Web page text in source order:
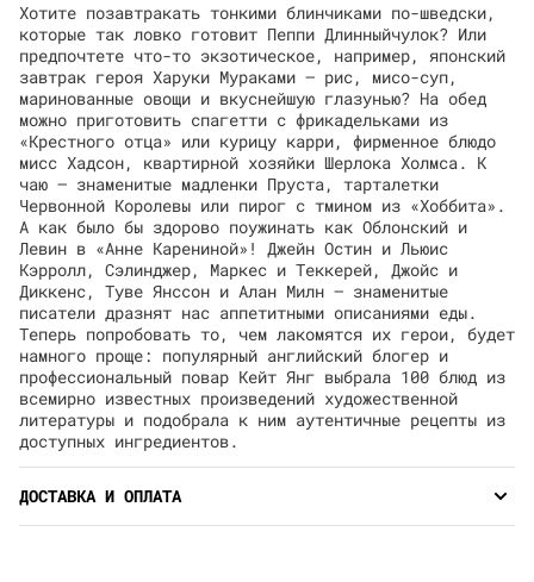
Хотите позавтракать тонкими блинчиками по-шведски,
которые так ловко готовит Пеппи Длинныйчулок? Или
предпочтете что-то экзотическое, например, японский
завтрак героя Харуки Мураками — рис, мисо-суп,
маринованные овощи и вкуснейшую глазунью? На обед
можно приготовить спагетти с фрикадельками из
«Крестного отца» или курицу карри, фирменное блюдо
мисс Хадсон, квартирной хозяйки Шерлока Холмса. К
чаю — знаменитые мадленки Пруста, тарталетки
Червонной Королевы или пирог с тмином из «Хоббита».
А как было бы здорово поужинать как Облонский и
Левин в «Анне Карениной»! Джейн Остин и Льюис
Кэрролл, Сэлинджер, Маркес и Теккерей, Джойс и
Диккенс, Туве Янссон и Алан Милн — знаменитые
писатели дразнят нас аппетитными описаниями еды.
Теперь попробовать то, чем лакомятся их герои, будет
намного проще: популярный английский блогер и
профессиональный повар Кейт Янг выбрала 100 блюд из
всемирно известных произведений художественной
литературы и подобрала к ним аутентичные рецепты из
доступных ингредиентов.
ДОСТАВКА И ОПЛАТА